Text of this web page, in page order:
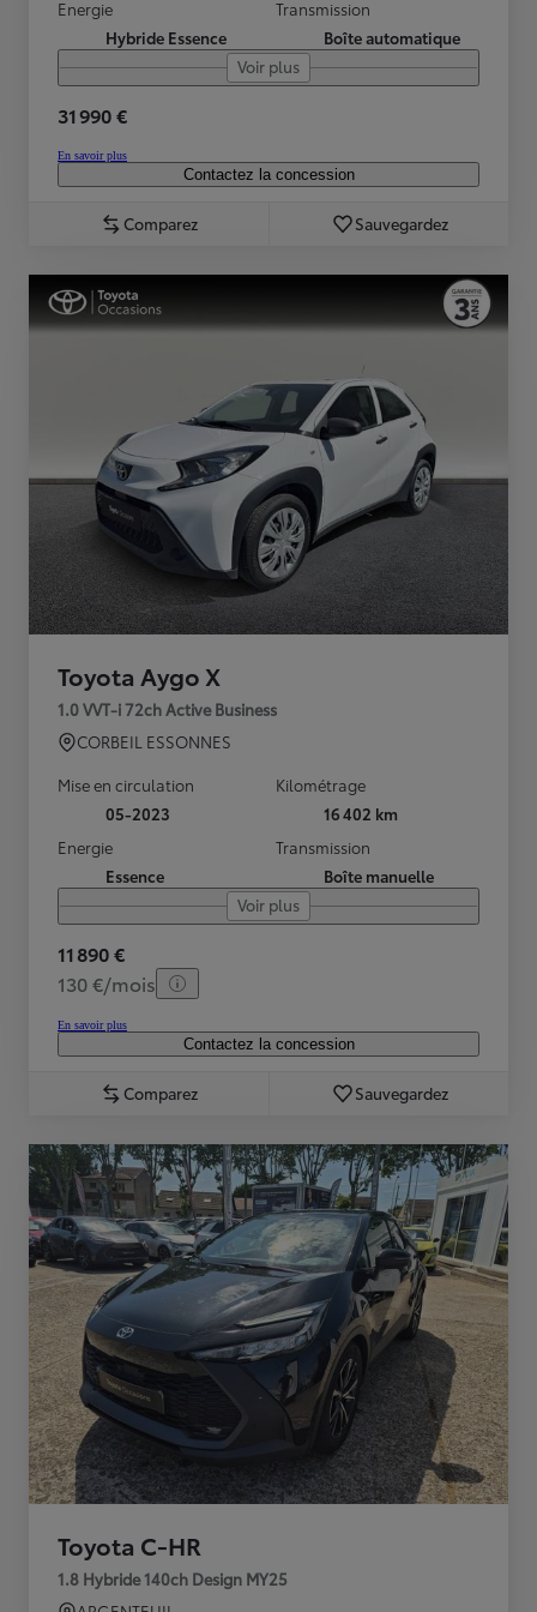
Energie
Hybride Essence
Transmission
Boîte automatique
Voir plus
31 990 €
En savoir plus
Contactez la concession
Comparez Sauvegardez
Toyota Aygo X
1.0 VVT-i 72ch Active Business
CORBEIL ESSONNES
Mise en circulation
05-2023
Kilométrage
16 402 km
Energie
Essence
Transmission
Boîte manuelle
Voir plus
11 890 €
130 €/mois
En savoir plus
Contactez la concession
Comparez Sauvegardez
Toyota C-HR
1.8 Hybride 140ch Design MY25